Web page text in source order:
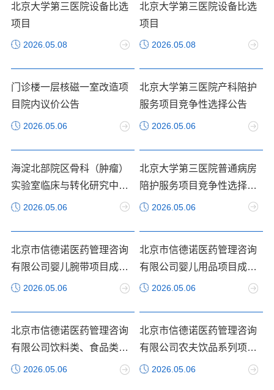
北京大学第三医院设备比选
项目
2026.05.08
北京大学第三医院设备比选
项目
2026.05.08
门诊楼一层核磁一室改造项
目院内议价公告
2026.05.06
北京大学第三医院产科陪护
服务项目竞争性选择公告
2026.05.06
海淀北部院区骨科（肿瘤）
实验室临床与转化研究中心
改造项目院内议价公告
2026.05.06
北京大学第三医院普通病房
陪护服务项目竞争性选择公
告 2026.05.06
北京市信德诺医药管理咨询
有限公司婴儿腕带项目成交
公告2026.05.06
北京市信德诺医药管理咨询
有限公司婴儿用品项目成交
公告2026.05.06
北京市信德诺医药管理咨询
有限公司饮料类、食品类项
目成交公告
2026.05.06
北京市信德诺医药管理咨询
有限公司农夫饮品系列项目
成交公告
2026.05.06